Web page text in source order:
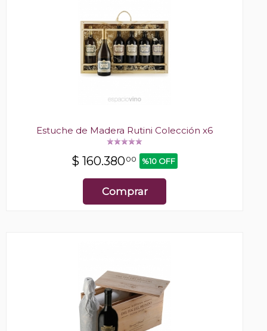
Estuche de Madera Rutini Colección x6
$ 160.38000 %10 OFF
Comprar